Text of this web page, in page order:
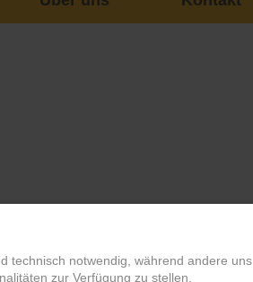
technisch notwendig, während andere uns
zur Verfügung zu stellen.